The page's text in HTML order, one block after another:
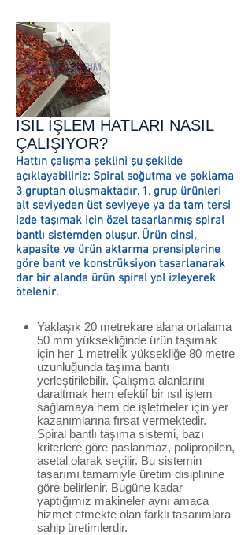
ISIL İŞLEM HATLARI NASIL
ÇALIŞIYOR?
Hattın çalışma şeklini şu şekilde
açıklayabiliriz: Spiral soğutma ve şoklama
3 gruptan oluşmaktadır. 1. grup ürünleri
alt seviyeden üst seviyeye ya da tam tersi
izde taşımak için özel tasarlanmış spiral
bantlı sistemden oluşur. Ürün cinsi,
kapasite ve ürün aktarma prensiplerine
göre bant ve konstrüksiyon tasarlanarak
dar bir alanda ürün spiral yol izleyerek
ötelenir.
Yaklaşık 20 metrekare alana ortalama
50 mm yüksekliğinde ürün taşımak
için her 1 metrelik yüksekliğe 80 metre
uzunluğunda taşıma bantı
yerleştirilebilir. Çalışma alanlarını
daraltmak hem efektif bir ısıl işlem
sağlamaya hem de işletmeler için yer
kazanımlarına fırsat vermektedir.
Spiral bantlı taşıma sistemi, bazı
kriterlere göre paslanmaz, polipropilen,
asetal olarak seçilir. Bu sistemin
tasarımı tamamiyle üretim disiplinine
göre belirlenir. Bugüne kadar
yaptığımız makineler aynı amaca
hizmet etmekte olan farklı tasarımlara
sahip üretimlerdir.